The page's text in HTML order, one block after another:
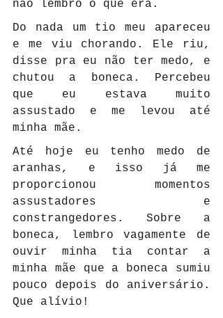
não lembro o que era.
Do nada um tio meu apareceu
e me viu chorando. Ele riu,
disse pra eu não ter medo, e
chutou a boneca. Percebeu
que eu estava muito
assustado e me levou até
minha mãe.
Até hoje eu tenho medo de
aranhas, e isso já me
proporcionou momentos
assustadores e
constrangedores. Sobre a
boneca, lembro vagamente de
ouvir minha tia contar a
minha mãe que a boneca sumiu
pouco depois do aniversário.
Que alívio!